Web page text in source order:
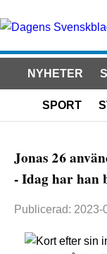
NYHETER
SPORT
Jonas 26
- Idag har han
Publicerad: 2023-